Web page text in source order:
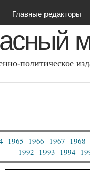
Главные редакторы
политическое
1965 1966 1967 1968
1992 1993 1994